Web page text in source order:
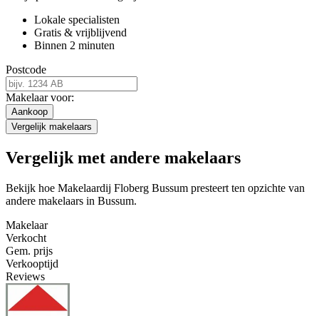
Lokale specialisten
Gratis & vrijblijvend
Binnen 2 minuten
Postcode
Makelaar voor:
Aankoop
Vergelijk makelaars
Vergelijk met andere makelaars
Bekijk hoe Makelaardij Floberg Bussum presteert ten opzichte van
andere makelaars in Bussum.
Makelaar
Verkocht
Gem. prijs
Verkooptijd
Reviews